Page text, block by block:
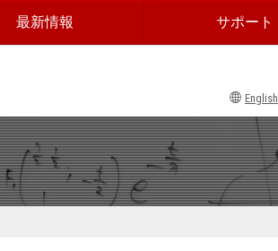
最新情報 サポート
English